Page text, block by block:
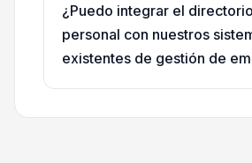
¿Puedo integrar el
personal con nuestros
existentes de gestión de